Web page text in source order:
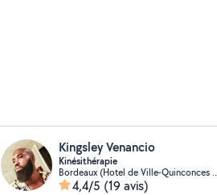
Kingsley Venancio
Kinésithérapie
Bordeaux
4,4/5 (19 avis)